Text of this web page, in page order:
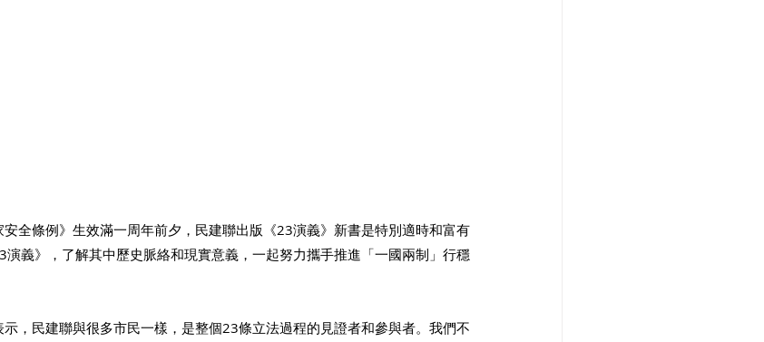
全條例》生效滿一周年前夕，民建聯出版《23演義》新書是特別適時和富有
義》，了解其中歷史脈絡和現實意義，一起努力攜手推進「一國兩制」行穩
，民建聯與很多市民一樣，是整個23條立法過程的見證者和參與者。我們不